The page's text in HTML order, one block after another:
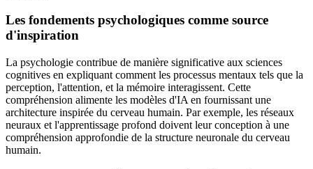
Les fondements psychologiques comme source
d'inspiration
La psychologie contribue de manière significative aux sciences
cognitives en expliquant comment les processus mentaux tels que la
perception, l'attention, et la mémoire interagissent. Cette
compréhension alimente les modèles d'IA en fournissant une
architecture inspirée du cerveau humain. Par exemple, les réseaux
neuraux et l'apprentissage profond doivent leur conception à une
compréhension approfondie de la structure neuronale du cerveau
humain.